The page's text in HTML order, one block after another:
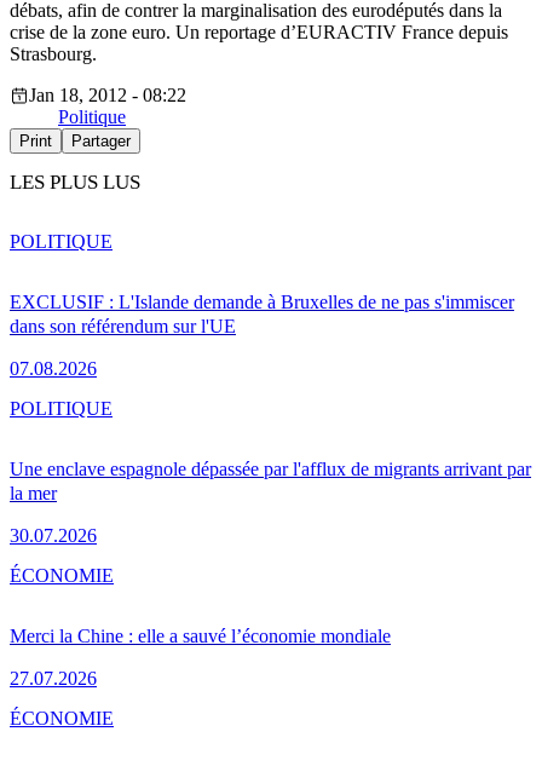
débats, afin de contrer la marginalisation des eurodéputés dans la
crise de la zone euro. Un reportage d’EURACTIV France depuis
Strasbourg.
Jan 18, 2012 - 08:22
Politique
Print Partager
LES PLUS LUS
EXCLUSIF : L'Islande demande à Bruxelles de ne pas s'immiscer
dans son référendum sur l'UE
07.08.2026
POLITIQUE
Une enclave espagnole dépassée par l'afflux de migrants arrivant par
la mer
30.07.2026
POLITIQUE
Merci la Chine : elle a sauvé l’économie mondiale
27.07.2026
ÉCONOMIE
ÉCONOMIE